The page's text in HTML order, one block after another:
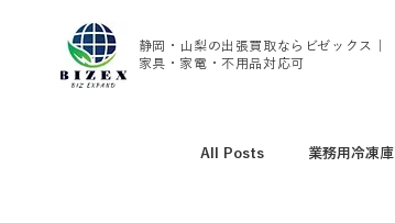
静岡・山梨の出張買取ならビゼックス｜
家具・家電・不用品対応可
All Posts 業務用冷凍庫